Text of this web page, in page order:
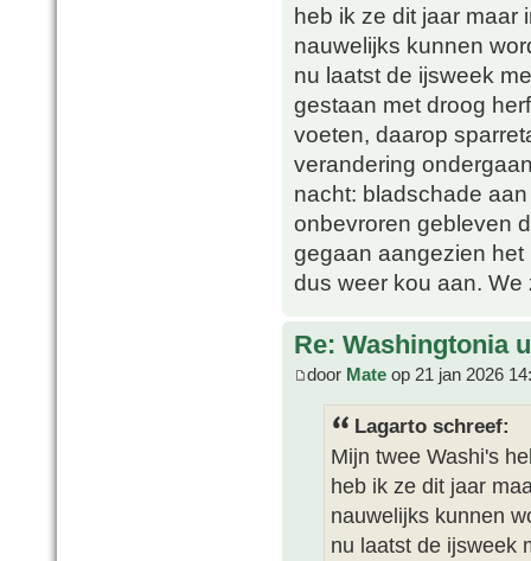
heb ik ze dit jaar maar
nauwelijks kunnen
nu laatst de ijsweek
gestaan met droog
voeten, daarop
verandering
nacht: bladschade
onbevroren gebleven
gegaan aangezien het
dus weer kou aan. We
Re: Washingtonia
door Mate op 21 jan 2026
Lagarto schreef:
Mijn twee Washi's
heb ik ze dit jaar
nauwelijks kunnen
nu laatst de ijsweek